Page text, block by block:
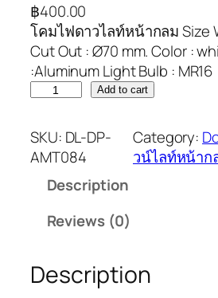
฿400.00
โคมไฟดาวไลท์หน้ากลม Size
Cut Out : Ø70 mm. Color :
:Aluminum Light Bulb : MR16
Add to cart
SKU: DL-DP-
AMT084
Category:
วน์ไลท์หน้าก
Description
Reviews (0)
Description